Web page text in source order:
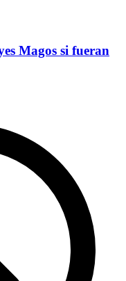
Magos si fueran